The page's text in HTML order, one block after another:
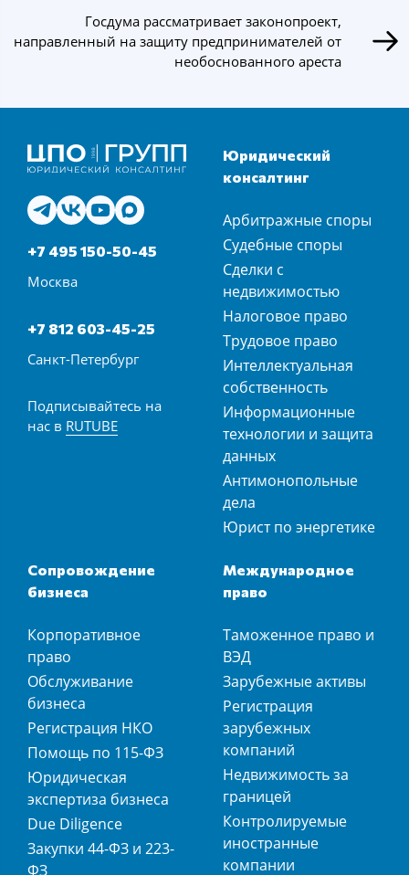
Госдума рассматривает законопроект,
направленный на защиту предпринимателей от
необоснованного ареста
+7 495 150-50-45
Москва
+7 812 603-45-25
Санкт-Петербург
Подписывайтесь на
нас в RUTUBE
Юридический
консалтинг
Арбитражные споры
Судебные споры
Сделки с
недвижимостью
Налоговое право
Трудовое право
Интеллектуальная
собственность
Информационные
технологии и защита
данных
Антимонопольные
дела
Юрист по энергетике
Сопровождение
бизнеса
Корпоративное
право
Обслуживание
бизнеса
Регистрация НКО
Помощь по 115-ФЗ
Юридическая
экспертиза бизнеса
Due Diligence
Закупки 44-ФЗ и 223-
ФЗ
Международное
право
Таможенное право и
ВЭД
Зарубежные активы
Регистрация
зарубежных
компаний
Недвижимость за
границей
Контролируемые
иностранные
компании